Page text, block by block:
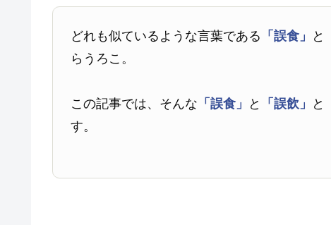
どれも似ているような言葉である 「誤食」 と
らうろこ。
この記事では、そんな 「誤食」 と 「誤飲」 と
す。